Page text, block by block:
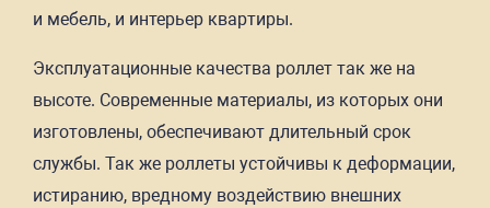
и мебель, и интерьер квартиры.
Эксплуатационные качества роллет так же на
высоте. Современные материалы, из которых они
изготовлены, обеспечивают длительный срок
службы. Так же роллеты устойчивы к деформации,
истиранию, вредному воздействию внешних